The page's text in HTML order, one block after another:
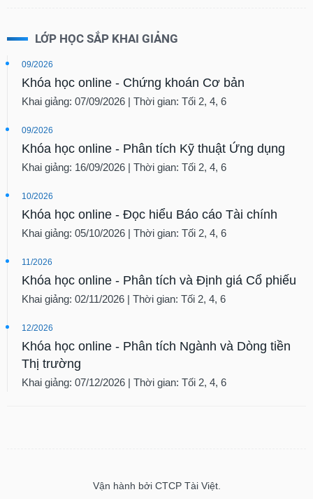
LỚP HỌC SẮP KHAI GIẢNG
09/2026
Khóa học online - Chứng khoán Cơ bản
Khai giảng: 07/09/2026 | Thời gian: Tối 2, 4, 6
09/2026
Khóa học online - Phân tích Kỹ thuật Ứng dụng
Khai giảng: 16/09/2026 | Thời gian: Tối 2, 4, 6
10/2026
Khóa học online - Đọc hiểu Báo cáo Tài chính
Khai giảng: 05/10/2026 | Thời gian: Tối 2, 4, 6
11/2026
Khóa học online - Phân tích và Định giá Cổ phiếu
Khai giảng: 02/11/2026 | Thời gian: Tối 2, 4, 6
12/2026
Khóa học online - Phân tích Ngành và Dòng tiền
Thị trường
Khai giảng: 07/12/2026 | Thời gian: Tối 2, 4, 6
Vận hành bởi CTCP Tài Việt.